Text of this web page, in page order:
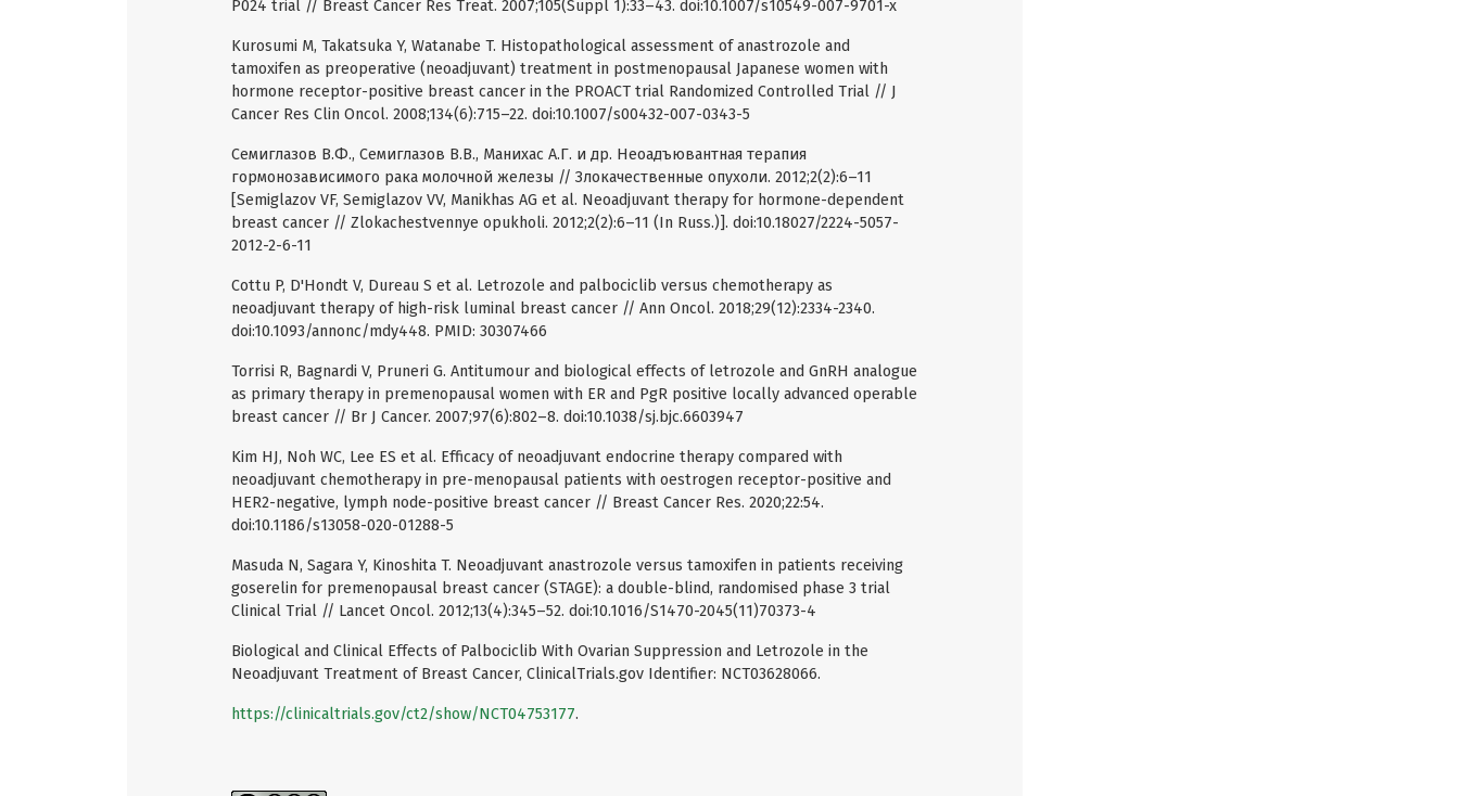
P024 trial // Breast Cancer Res Treat. 2007;105(Suppl 1):33–43. doi:10.1007/s10549-007-9701-x
Kurosumi M, Takatsuka Y, Watanabe T. Histopathological assessment of anastrozole and
tamoxifen as preoperative (neoadjuvant) treatment in postmenopausal Japanese women with
hormone receptor-positive breast cancer in the PROACT trial Randomized Controlled Trial // J
Cancer Res Clin Oncol. 2008;134(6):715–22. doi:10.1007/s00432-007-0343-5
Семиглазов В.Ф., Семиглазов В.В., Манихас А.Г. и др. Неоадъювантная терапия
гормонозависимого рака молочной железы // Злокачественные опухоли. 2012;2(2):6–11
[Semiglazov VF, Semiglazov VV, Manikhas AG et al. Neoadjuvant therapy for hormone-dependent
breast cancer // Zlokachestvennye opukholi. 2012;2(2):6–11 (In Russ.)]. doi:10.18027/2224-5057-
2012-2-6-11
Cottu P, D'Hondt V, Dureau S et al. Letrozole and palbociclib versus chemotherapy as
neoadjuvant therapy of high-risk luminal breast cancer // Ann Oncol. 2018;29(12):2334-2340.
doi:10.1093/annonc/mdy448. PMID: 30307466
Torrisi R, Bagnardi V, Pruneri G. Antitumour and biological effects of letrozole and GnRH analogue
as primary therapy in premenopausal women with ER and PgR positive locally advanced operable
breast cancer // Br J Cancer. 2007;97(6):802–8. doi:10.1038/sj.bjc.6603947
Kim HJ, Noh WC, Lee ES et al. Efficacy of neoadjuvant endocrine therapy compared with
neoadjuvant chemotherapy in pre-menopausal patients with oestrogen receptor-positive and
HER2-negative, lymph node-positive breast cancer // Breast Cancer Res. 2020;22:54.
doi:10.1186/s13058-020-01288-5
Masuda N, Sagara Y, Kinoshita T. Neoadjuvant anastrozole versus tamoxifen in patients receiving
goserelin for premenopausal breast cancer (STAGE): a double-blind, randomised phase 3 trial
Clinical Trial // Lancet Oncol. 2012;13(4):345–52. doi:10.1016/S1470-2045(11)70373-4
Biological and Clinical Effects of Palbociclib With Ovarian Suppression and Letrozole in the
Neoadjuvant Treatment of Breast Cancer, ClinicalTrials.gov Identifier: NCT03628066.
https://clinicaltrials.gov/ct2/show/NCT04753177.